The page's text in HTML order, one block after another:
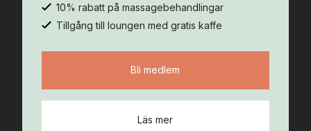
10% rabatt på massagebehandlingar
Tillgång till loungen med gratis kaffe
Bli medlem
Läs mer